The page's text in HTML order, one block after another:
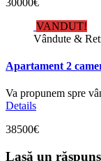
VANDUT!
Vândute &
Apartament 2
Va propunem spre
Details
38500€
Lasă un răspuns